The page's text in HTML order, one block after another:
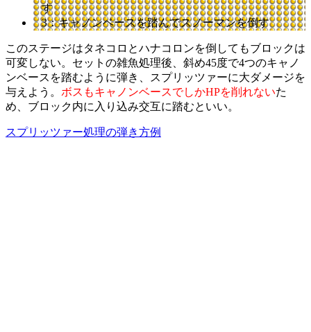
す
3：キャノンベースを踏んでスノーマンを倒す
このステージはタネコロとハナコロンを倒してもブロックは
可変しない。セットの雑魚処理後、斜め45度で4つのキャノ
ンベースを踏むように弾き、スプリッツァーに大ダメージを
与えよう。 ボスもキャノンベースでしかHPを削れないた
め、ブロック内に入り込み交互に踏むといい。
スプリッツァー処理の弾き方例